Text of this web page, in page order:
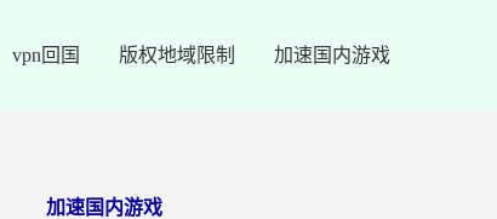
vpn回国 版权地域限制 加速国内游戏
加速国内游戏